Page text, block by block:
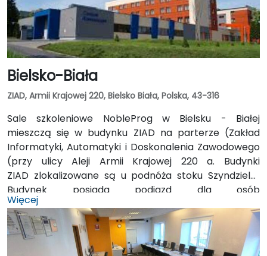
Bielsko-Biała
ZIAD, Armii Krajowej 220, Bielsko Biała, Polska, 43-316
Sale szkoleniowe NobleProg w Bielsku - Białej
mieszczą się w budynku ZIAD na parterze (Zakład
Informatyki, Automatyki i Doskonalenia Zawodowego
(przy ulicy Aleji Armii Krajowej 220 a. Budynki
ZIAD zlokalizowane są u podnóża stoku Szyndzielni.
Budynek posiada podjazd dla osób
niepełnosprawnych. Z dworca PKS należy
skierować się na przystanek Warszawska Dworzec, w
kierunku na północ (po tej samej stronie co dworzec
PKS). Autobus nr 8 w kierunku Szyndzielnia jedzie około
Więcej